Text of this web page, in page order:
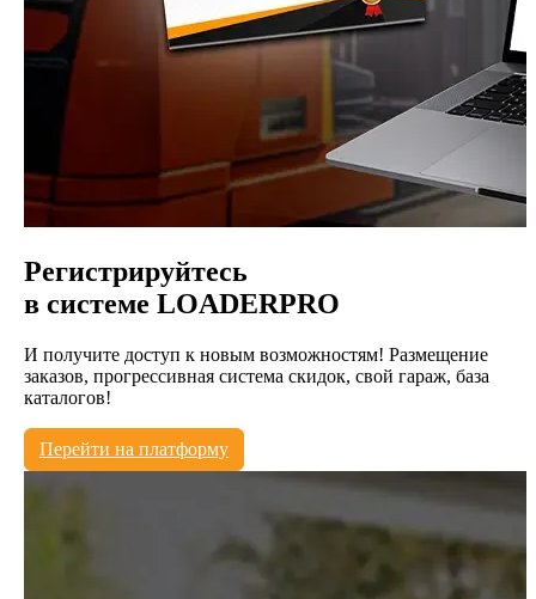
Регистрируйтесь
в системе LOADERPRO
И получите доступ к новым возможностям! Размещение
заказов, прогрессивная система скидок, свой гараж, база
каталогов!
Перейти на платформу